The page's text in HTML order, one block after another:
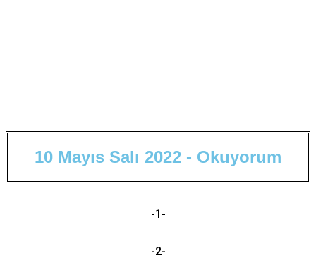
10 Mayıs Salı 2022 - Okuyorum
-1-
-2-